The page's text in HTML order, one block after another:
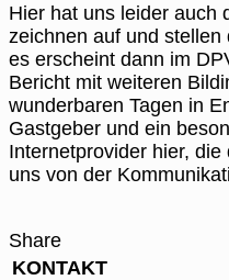
Hier hat uns leider auch
zeichnen auf und
es erscheint dann im
Bericht mit weiteren
wunderbaren Tagen in
Gastgeber und ein
Internetprovider hier,
uns von der
Share
KONTAKT